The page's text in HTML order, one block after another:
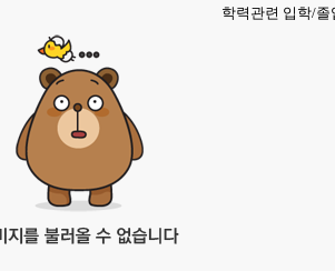
학력관련 입학/졸